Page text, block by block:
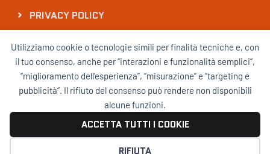
Utilizziamo cookie o tecnologie simili per finalità tecniche e, con
il tuo consenso, anche per “interazioni e funzionalità semplici”,
“miglioramento dell'esperienza”, “misurazione” e “targeting e
pubblicità”. Il rifiuto del consenso può rendere non disponibili
alcune funzioni.
ACCETTA TUTTI I COOKIE
RIFIUTA
PRIVACY POLICY
NEWSLETTER
Resta aggiornato sugli eventi QRsport
QRSPORT MADE WITH PASSION BY SPRINGFIELD